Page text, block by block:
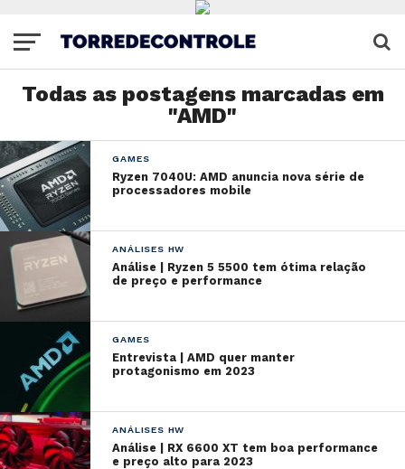
Todas as postagens marcadas em
"AMD"
GAMES
Ryzen 7040U: AMD anuncia nova série de
processadores mobile
ANÁLISES HW
Análise | Ryzen 5 5500 tem ótima relação
de preço e performance
GAMES
Entrevista | AMD quer manter
protagonismo em 2023
ANÁLISES HW
Análise | RX 6600 XT tem boa performance
e preço alto para 2023